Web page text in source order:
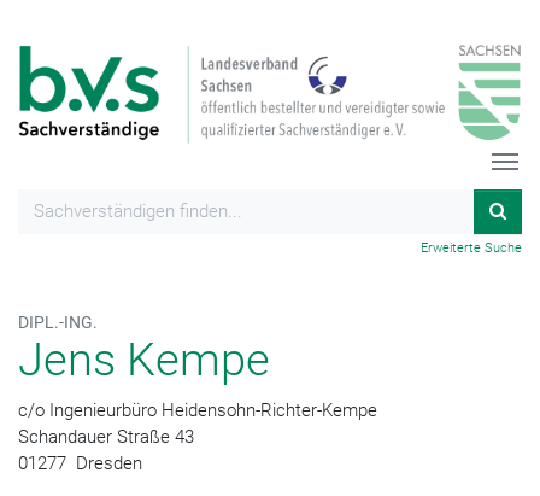
Erweiterte Suche
DIPL.-ING.
Jens Kempe
c/o Ingenieurbüro Heidensohn-Richter-Kempe
Schandauer Straße 43
01277 Dresden